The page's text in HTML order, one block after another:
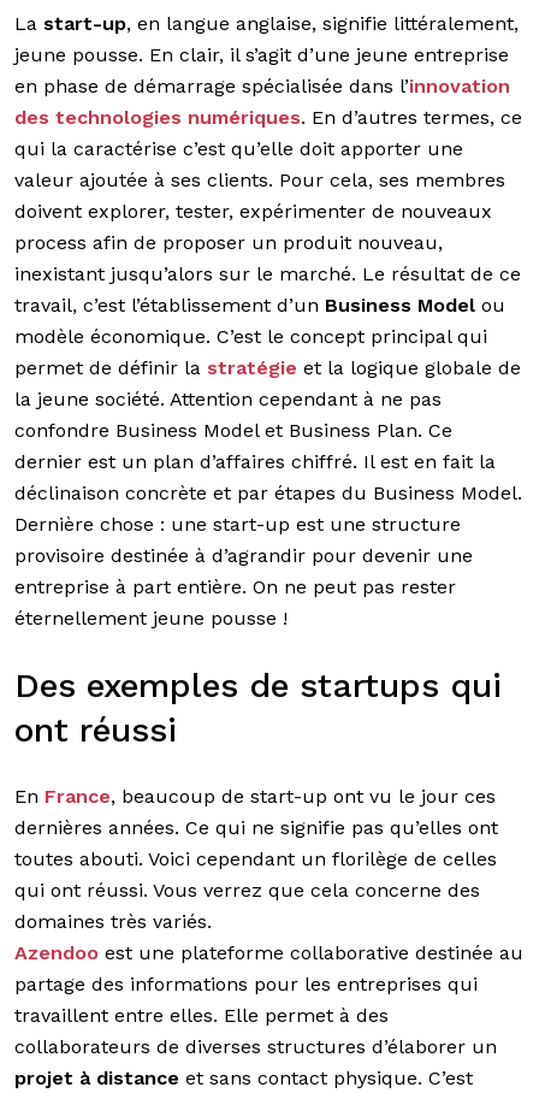
La start-up, en langue anglaise, signifie littéralement,
jeune pousse. En clair, il s’agit d’une jeune entreprise
en phase de démarrage spécialisée dans l’innovation
des technologies numériques. En d’autres termes, ce
qui la caractérise c’est qu’elle doit apporter une
valeur ajoutée à ses clients. Pour cela, ses membres
doivent explorer, tester, expérimenter de nouveaux
process afin de proposer un produit nouveau,
inexistant jusqu’alors sur le marché. Le résultat de ce
travail, c’est l’établissement d’un Business Model ou
modèle économique. C’est le concept principal qui
permet de définir la stratégie et la logique globale de
la jeune société. Attention cependant à ne pas
confondre Business Model et Business Plan. Ce
dernier est un plan d’affaires chiffré. Il est en fait la
déclinaison concrète et par étapes du Business Model.
Dernière chose : une start-up est une structure
provisoire destinée à d’agrandir pour devenir une
entreprise à part entière. On ne peut pas rester
éternellement jeune pousse !
Des exemples de startups qui
ont réussi
En France, beaucoup de start-up ont vu le jour ces
dernières années. Ce qui ne signifie pas qu’elles ont
toutes abouti. Voici cependant un florilège de celles
qui ont réussi. Vous verrez que cela concerne des
domaines très variés.
Azendoo est une plateforme collaborative destinée au
partage des informations pour les entreprises qui
travaillent entre elles. Elle permet à des
collaborateurs de diverses structures d’élaborer un
projet à distance et sans contact physique. C’est